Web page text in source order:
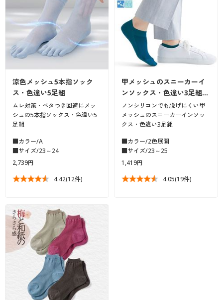
涼色メッシュ5本指ソック
ス・色違い5足組
ムレ対策・ベタつき回避にメッ
シュの5本指ソックス・色違い5
足組
■カラー/A
■サイズ/23～24
2,739円
4.42(12件)
甲メッシュのスニーカーイ
ンソックス・色違い3足組…
ノンシリコンでも脱げにくい甲
メッシュのスニーカーインソッ
クス・色違い3足組
■カラー/2色展開
■サイズ/23～25
1,419円
4.05(19件)